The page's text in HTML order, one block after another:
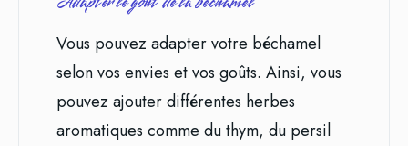
Vous pouvez adapter votre béchamel
selon vos envies et vos goûts. Ainsi, vous
pouvez ajouter différentes herbes
aromatiques comme du thym, du persil